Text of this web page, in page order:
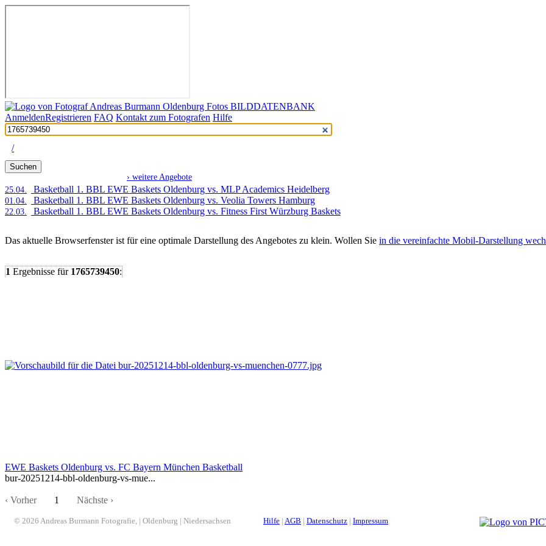
AnmeldenRegistrieren FAQ Kontakt zum Fotografen Hilfe
/
Suchen
› weitere Angebote
25.04.
Basketball 1. BBL EWE Baskets Oldenburg vs. MLP Academics Heidelberg
01.04. Basketball 1. BBL EWE Baskets Oldenburg vs. Veolia Towers Hamburg
22.03. Basketball 1. BBL EWE Baskets Oldenburg vs. Fitness First Würzburg Baskets
Das aktuelle Browserfenster ist für eine optimale Darstellung des Angebotes zu klein. Wollen Sie in die vereinfachte Mobil-Darstellung
1 Ergebnisse für 1765739450:
EWE Baskets Oldenburg vs. FC Bayern München Basketball
bur-20251214-bbl-oldenburg-vs-mue...
‹ Vorher 1 Nächste ›
© 2026 Andreas Burmann Fotografie, | Oldenburg | Niedersachsen Hilfe AGB Datenschutz Impressum